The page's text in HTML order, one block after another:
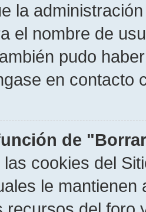
la
el nombre de
pudo
en contacto
de
cookies del
le